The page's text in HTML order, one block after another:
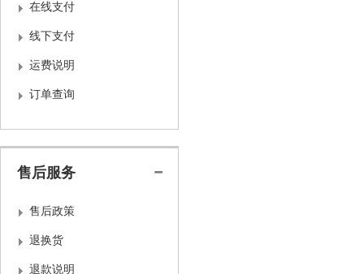
在线支付
线下支付
运费说明
订单查询
售后服务
售后政策
退换货
退款说明